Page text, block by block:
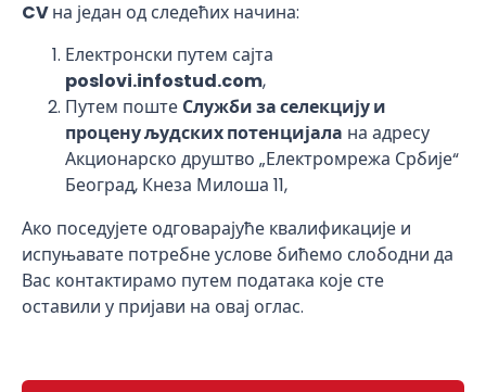
CVна један од следећих начина:
Електронски путем сајта
poslovi.infostud.com,
Путем поште Служби за селекцију и
процену људских потенцијала на адресу
Акционарско друштво „Електромрежа Србије“
Београд, Кнеза Милоша 11,
Ако поседујете одговарајуће квалификације и
испуњавате потребне услове бићемо слободни да
Вас контактирамо путем података које сте
оставили у пријави на овај оглас.